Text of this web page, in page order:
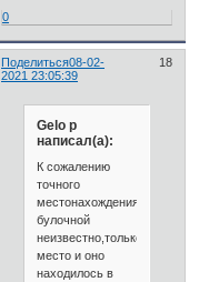
0
Поделиться 18
08-02-
2021 23:05:39
Gelo p
написал(а):
К сожалению
точного
местонахождения
булочной
неизвестно,только
место и оно
находилось в